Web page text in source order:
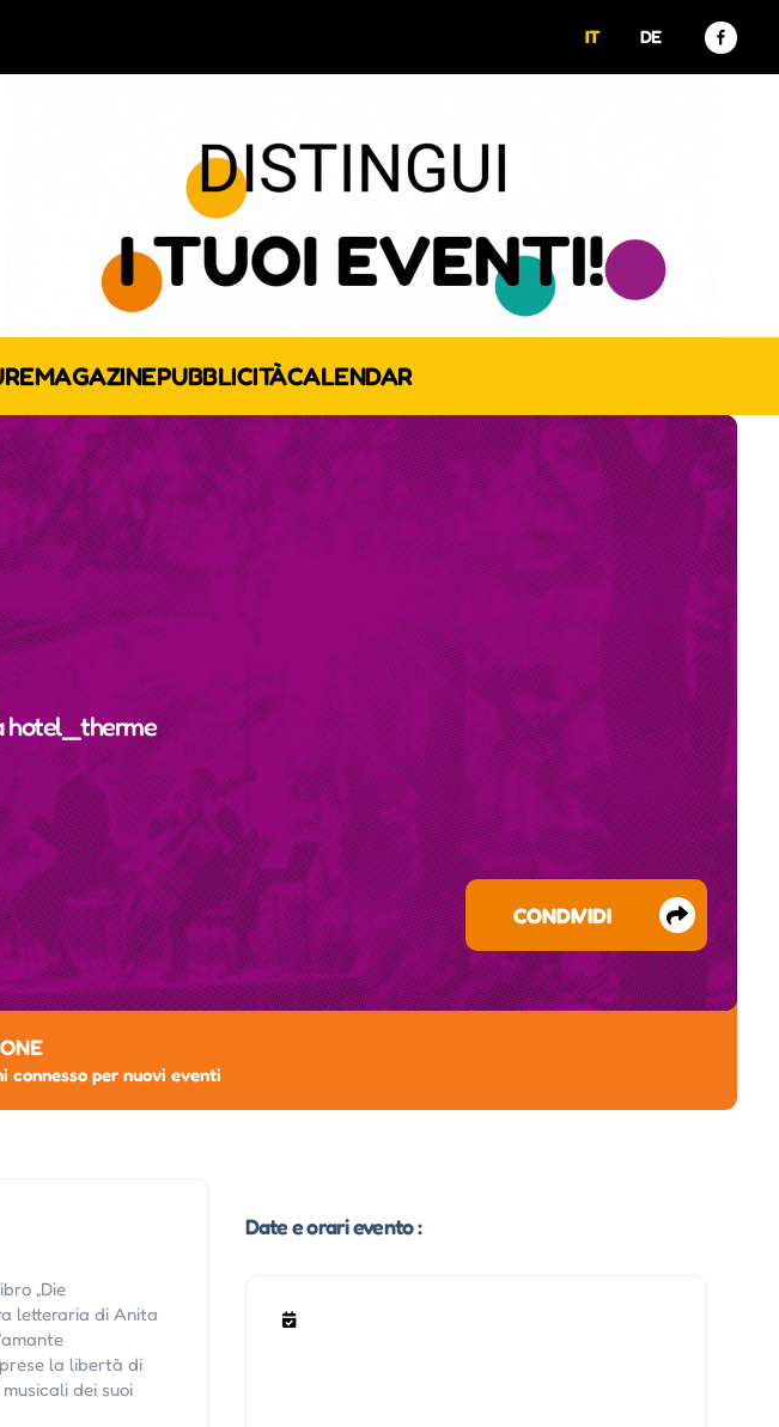
IT DE
MAGAZINEPUBBLICITÀCALENDAR
hotel_therme
CONDIVIDI
connesso per nuovi eventi
„Die
letteraria di Anita
la libertà di
dei suoi
Date e orari evento :